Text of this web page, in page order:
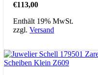
€113,00
Enthält 19% MwSt.
zzgl.Versand